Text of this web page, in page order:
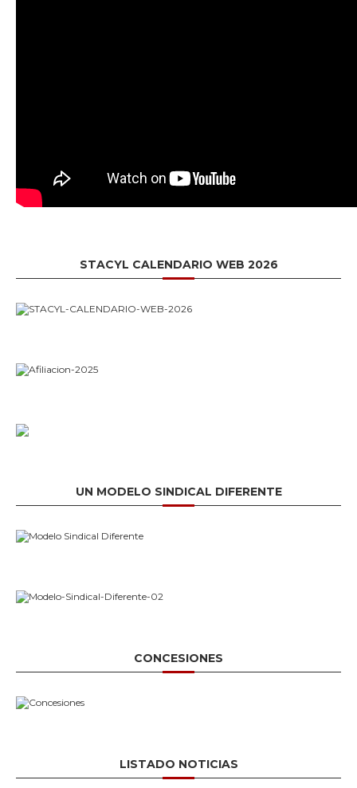
STACYL CALENDARIO WEB 2026
UN MODELO SINDICAL DIFERENTE
CONCESIONES
LISTADO NOTICIAS